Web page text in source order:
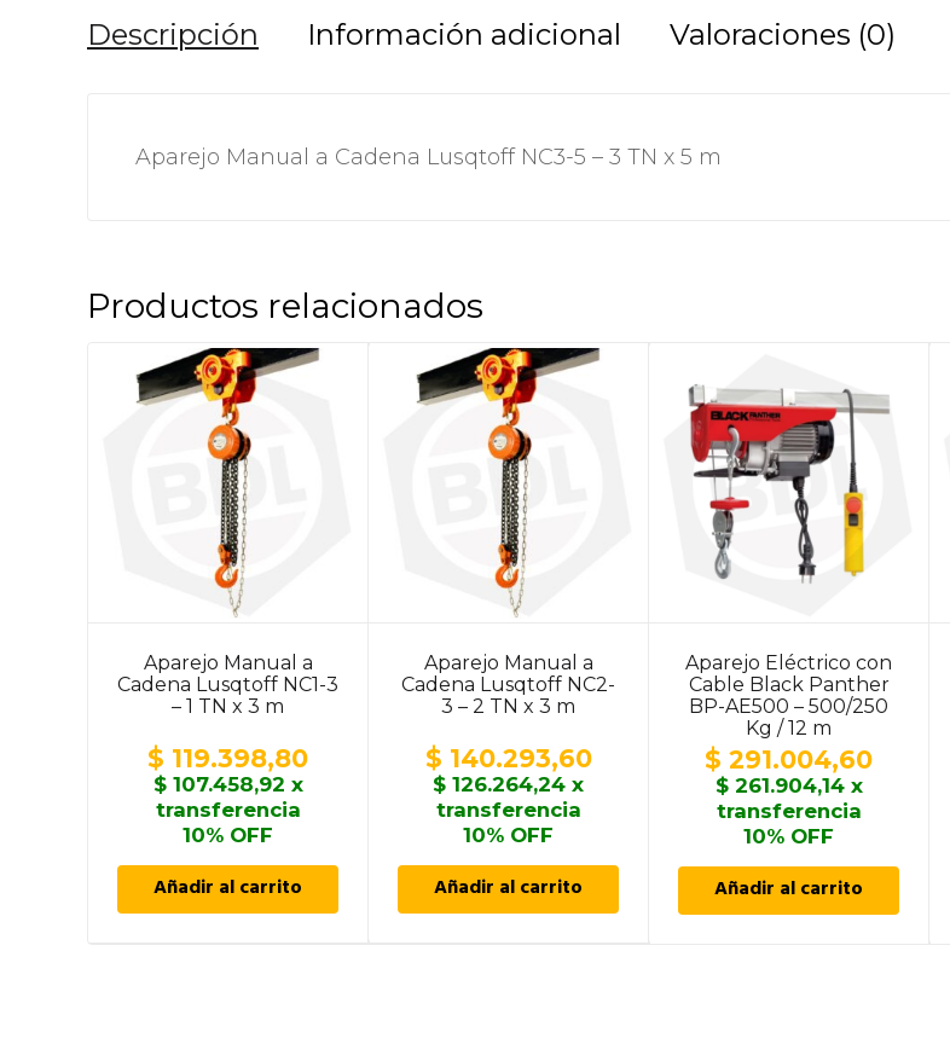
Descripción Información adicional Valoraciones (0)
Aparejo Manual a Cadena Lusqtoff NC3-5 – 3 TN x 5 m
Productos relacionados
Aparejo Manual a
Cadena Lusqtoff NC1-3
– 1 TN x 3 m
$ 119.398,80
$107.458,92 x
transferencia
10% OFF
Añadir al carrito
Aparejo Manual a
Cadena Lusqtoff NC2-
3 – 2 TN x 3 m
$ 140.293,60
$ 126.264,24 x
transferencia
10% OFF
Añadir al carrito
Aparejo Eléctrico con
Cable Black Panther
BP-AE500 – 500/250
Kg / 12 m
$ 291.004,60
$261.904,14x
transferencia
10% OFF
Añadir al carrito